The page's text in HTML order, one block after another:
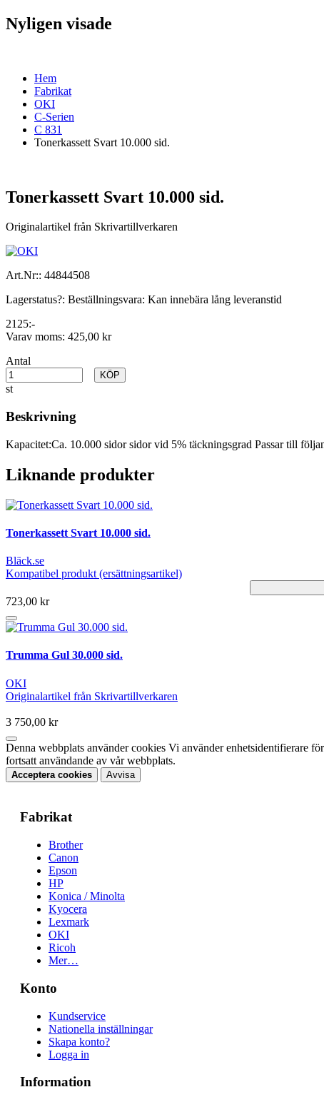
Nyligen visade
Hem
Fabrikat
OKI
C-Serien
C 831
Tonerkassett Svart 10.000 sid.
Tonerkassett Svart 10.000 sid.
Originalartikel från Skrivartillverkaren
Art.Nr:: 44844508
Lagerstatus?: Beställningsvara: Kan innebära lång leveranstid
2125:-
Varav moms: 425,00 kr
Antal
st
KÖP
Beskrivning
Kapacitet:Ca. 10.000 sidor sidor vid 5% täckningsgrad Passar till
Liknande produkter
Tonerkassett Svart 10.000 sid.
Bläck.se
Kompatibel produkt (ersättningsartikel)
723,00 kr
Trumma Gul 30.000 sid.
OKI
Originalartikel från Skrivartillverkaren
3 750,00 kr
Denna webbplats använder cookies Vi använder enhetsidentifierare
fortsatt användande av vår webbplats.
Acceptera cookies Avvisa
Fabrikat
Brother
Canon
Epson
HP
Konica / Minolta
Kyocera
Lexmark
OKI
Ricoh
Mer…
Konto
Kundservice
Nationella inställningar
Skapa konto?
Logga in
Information